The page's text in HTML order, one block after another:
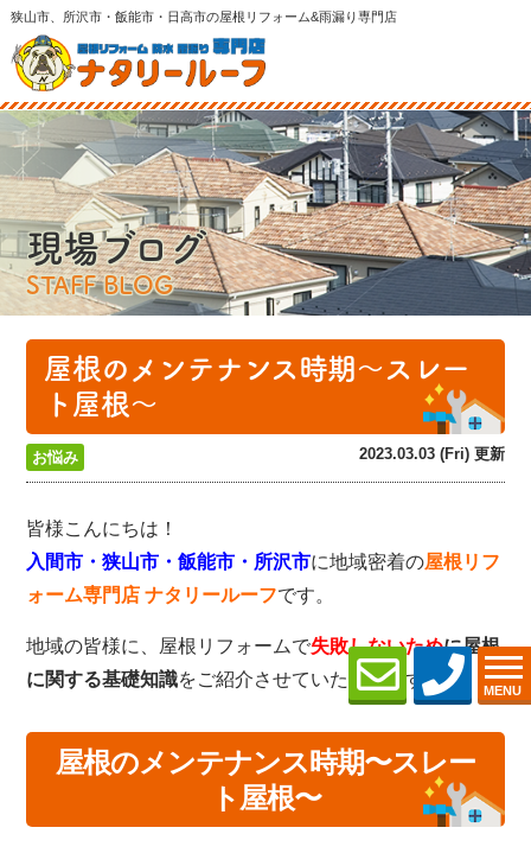
狭山市、所沢市・飯能市・日高市の屋根リフォーム&雨漏り専門店
MENU
現場ブログ
STAFF BLOG
屋根のメンテナンス時期〜スレー
ト屋根〜
お悩み 2023.03.03 (Fri) 更新
皆様こんにちは！
入間市・狭山市・飯能市・所沢市に地域密着の屋根リフ
ォーム専門店 ナタリールーフです。
地域の皆様に、屋根リフォームで失敗しないために屋根
に関する基礎知識をご紹介させていただきます。
屋根のメンテナンス時期〜スレー
ト屋根〜